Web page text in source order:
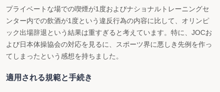
プライベートな場での喫煙が1度およびナショナルトレーニングセ
ンター内での飲酒が1度という違反行為の内容に比して、オリンピ
ック出場辞退という結果は重すぎると考えています。特に、JOCお
よび日本体操協会の対応を見るに、スポーツ界に悪しき先例を作っ
てしまったという感想を持ちました。
適用される規範と手続き